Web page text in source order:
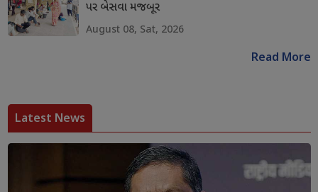
પર બેસવા મજબૂર
August 08, Sat, 2026
Read More
Latest News